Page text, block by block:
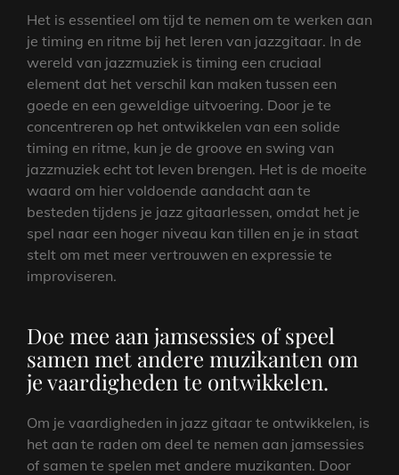
Het is essentieel om tijd te nemen om te werken aan
je timing en ritme bij het leren van jazzgitaar. In de
wereld van jazzmuziek is timing een cruciaal
element dat het verschil kan maken tussen een
goede en een geweldige uitvoering. Door je te
concentreren op het ontwikkelen van een solide
timing en ritme, kun je de groove en swing van
jazzmuziek echt tot leven brengen. Het is de moeite
waard om hier voldoende aandacht aan te
besteden tijdens je jazz gitaarlessen, omdat het je
spel naar een hoger niveau kan tillen en je in staat
stelt om met meer vertrouwen en expressie te
improviseren.
Doe mee aan jamsessies of speel
samen met andere muzikanten om
je vaardigheden te ontwikkelen.
Om je vaardigheden in jazz gitaar te ontwikkelen, is
het aan te raden om deel te nemen aan jamsessies
of samen te spelen met andere muzikanten. Door